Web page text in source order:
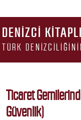
DENIZCI
TÜRK
Ticaret
Güvenlik)